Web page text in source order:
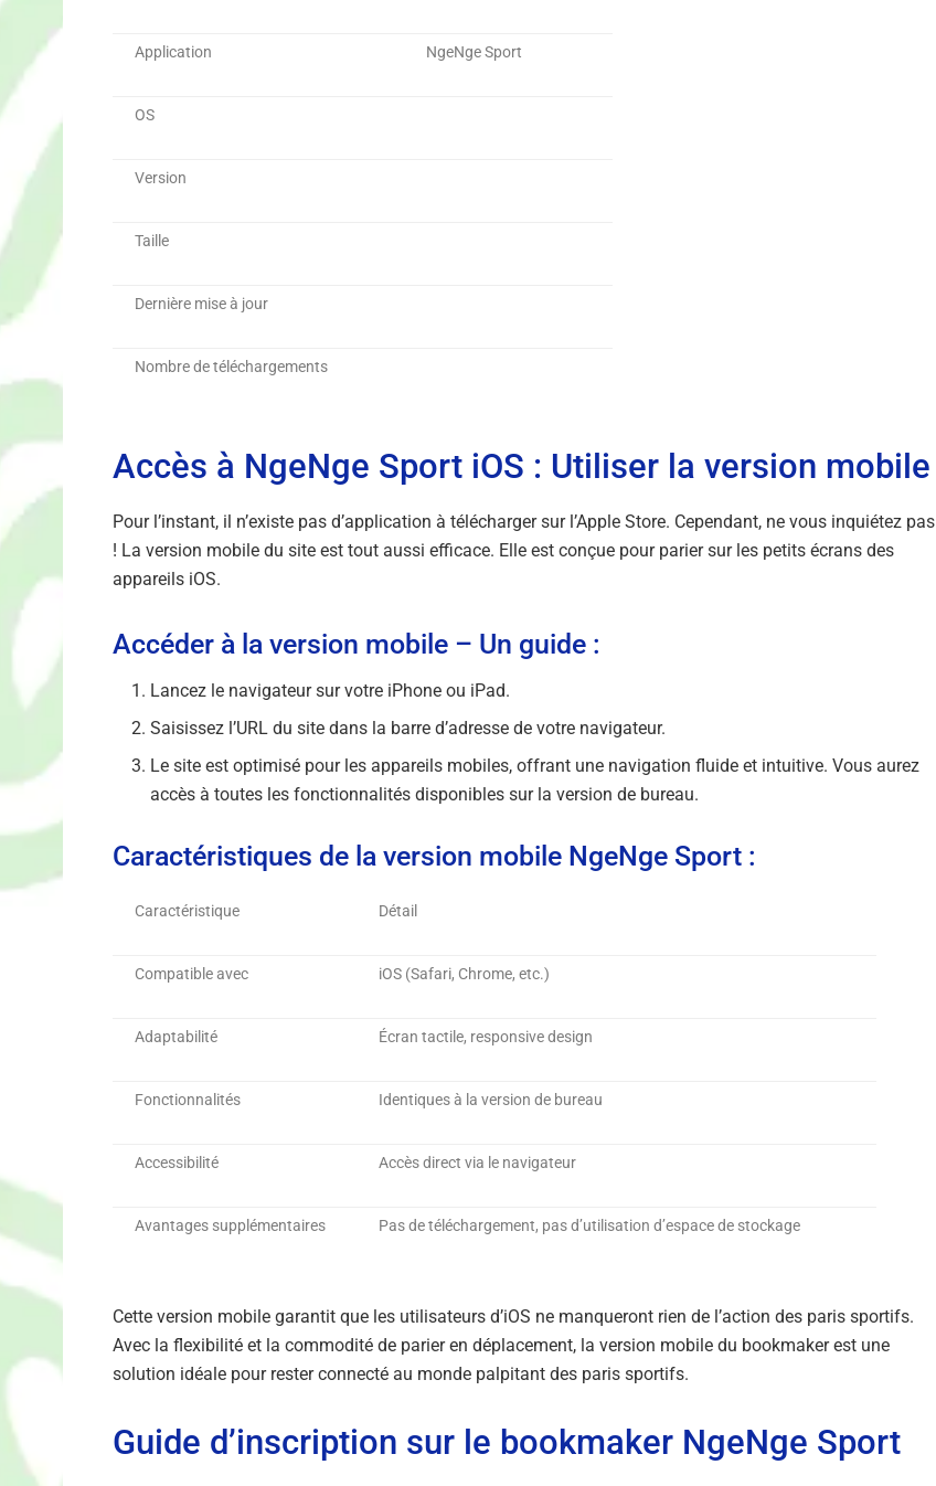
Application NgeNge Sport
OS
Version
Taille
Dernière mise à jour
Nombre de téléchargements
Accès à NgeNge Sport iOS : Utiliser la version mobile
Pour l’instant, il n’existe pas d’application à télécharger sur l’Apple Store. Cependant, ne vous inquiétez pas
! La version mobile du site est tout aussi efficace. Elle est conçue pour parier sur les petits écrans des
appareils iOS.
Accéder à la version mobile – Un guide :
Lancez le navigateur sur votre iPhone ou iPad.
Saisissez l’URL du site dans la barre d’adresse de votre navigateur.
Le site est optimisé pour les appareils mobiles, offrant une navigation fluide et intuitive. Vous aurez
accès à toutes les fonctionnalités disponibles sur la version de bureau.
Caractéristiques de la version mobile NgeNge Sport :
Caractéristique Détail
Compatible avec iOS (Safari, Chrome, etc.)
Adaptabilité Écran tactile, responsive design
Fonctionnalités Identiques à la version de bureau
Accessibilité Accès direct via le navigateur
Avantages supplémentaires Pas de téléchargement, pas d’utilisation d’espace de stockage
Cette version mobile garantit que les utilisateurs d’iOS ne manqueront rien de l’action des paris sportifs.
Avec la flexibilité et la commodité de parier en déplacement, la version mobile du bookmaker est une
solution idéale pour rester connecté au monde palpitant des paris sportifs.
Guide d’inscription sur le bookmaker NgeNge Sport